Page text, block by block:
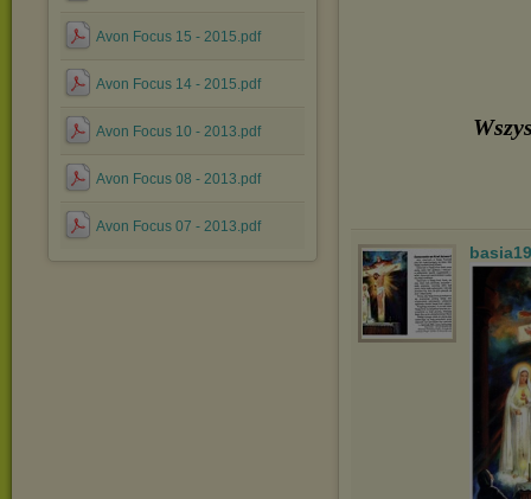
Avon Focus 15 - 2015.pdf
Avon Focus 14 - 2015.pdf
Avon Focus 10 - 2013.pdf
Avon Focus 08 - 2013.pdf
Avon Focus 07 - 2013.pdf